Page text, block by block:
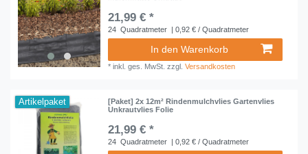
21,99 € *
24 Quadratmeter | 0,92 € / Quadratmeter
In den Warenkorb
*inkl. ges. MwSt. zzgl.Versandkosten
Artikelpaket
[Paket] 2x 12m² Rindenmulchvlies Gartenvlies
Unkrautvlies Folie
21,99 € *
24 Quadratmeter | 0,92 € / Quadratmeter